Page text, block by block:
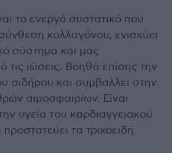
το ενεργό συστατικό που
κολλαγόνου, ενισχύει
σύστημα και μας
τις ιώσεις. Βοηθά επίσης την
σιδήρου και συμβάλλει στην
αιμοσφαιρίων. Είναι
υγεία του καρδιαγγειακού
τα τριχοειδή